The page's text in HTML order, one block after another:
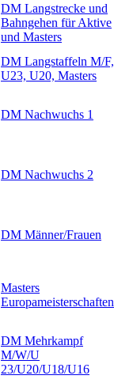
DM Langstrecke und
Bahngehen für Aktive
und Masters
DM Langstaffeln M/F,
U23, U20, Masters
DM Nachwuchs 1
DM Nachwuchs 2
DM Männer/Frauen
Masters
Europameisterschaften
DM Mehrkampf
M/W/U
23/U20/U18/U16